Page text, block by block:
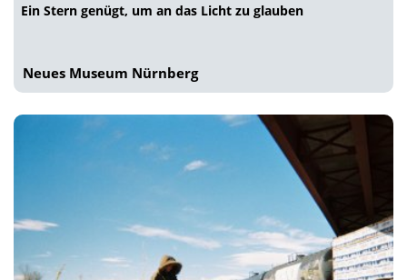
Ein Stern genügt, um an das Licht zu glauben
Neues Museum Nürnberg